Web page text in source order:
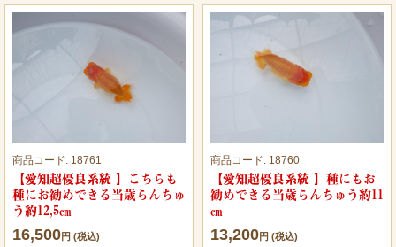
商品コード: 18761
【愛知超優良系統 】こちらも
種にお勧めできる当歳らんちゅ
う約12,5㎝
16,500円 (税込)
商品コード: 18760
【愛知超優良系統 】種にもお
勧めできる当歳らんちゅう約11
㎝
13,200円 (税込)